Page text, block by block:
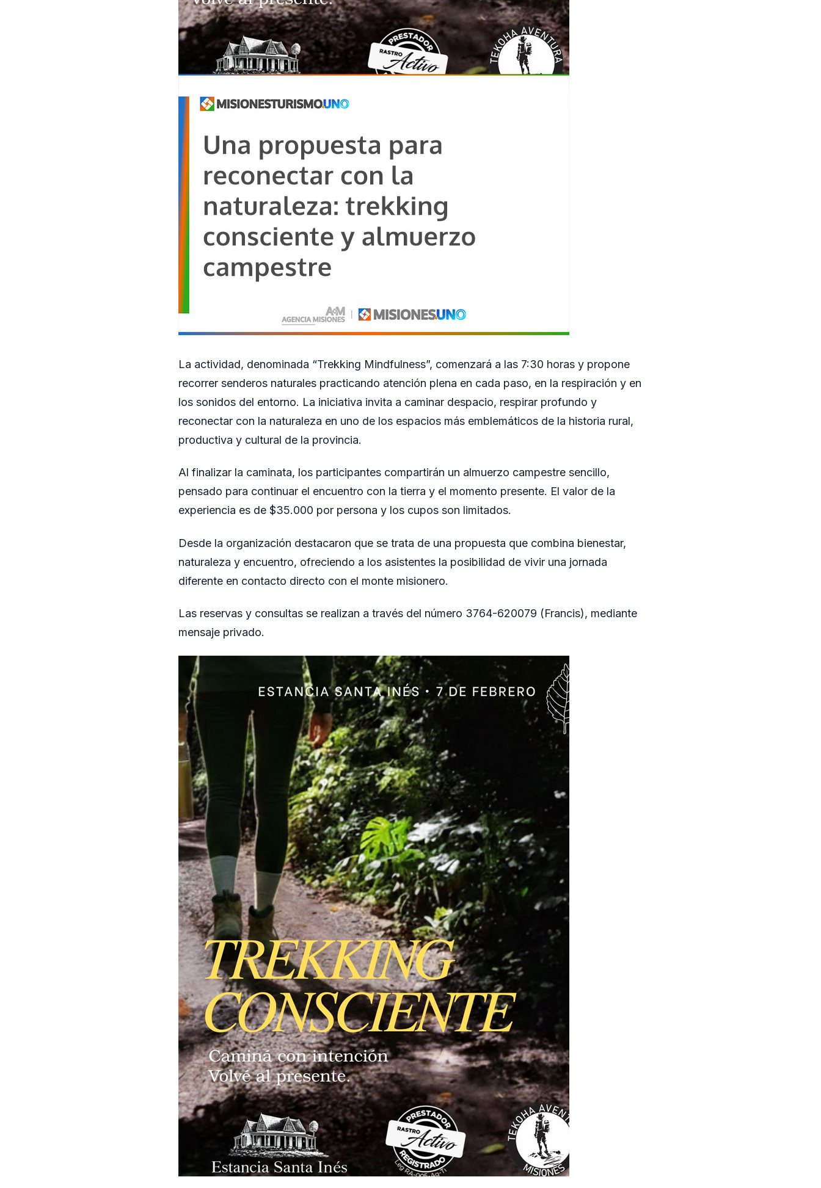
La actividad, denominada “Trekking Mindfulness”, comenzará a las 7:30 horas y propone
recorrer senderos naturales practicando atención plena en cada paso, en la respiración y en
los sonidos del entorno. La iniciativa invita a caminar despacio, respirar profundo y
reconectar con la naturaleza en uno de los espacios más emblemáticos de la historia rural,
productiva y cultural de la provincia.
Al finalizar la caminata, los participantes compartirán un almuerzo campestre sencillo,
pensado para continuar el encuentro con la tierra y el momento presente. El valor de la
experiencia es de $35.000 por persona y los cupos son limitados.
Desde la organización destacaron que se trata de una propuesta que combina bienestar,
naturaleza y encuentro, ofreciendo a los asistentes la posibilidad de vivir una jornada
diferente en contacto directo con el monte misionero.
Las reservas y consultas se realizan a través del número 3764-620079 (Francis), mediante
mensaje privado.